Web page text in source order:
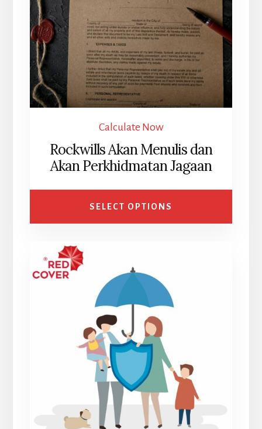
Calculate Now
Rockwills Akan Menulis dan
Akan Perkhidmatan Jagaan
SELECT OPTIONS